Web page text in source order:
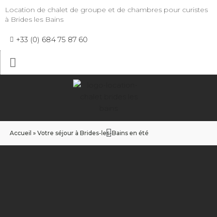
Location de chalet de groupe et de chambres pour curistes
à Brides les Bains
+33 (0) 684 75 87 60
Accueil » Votre séjour à Brides-les-Bains en été